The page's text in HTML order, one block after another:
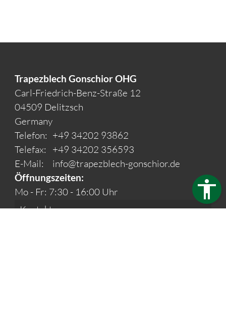
Trapezblech Gonschior OHG
Carl-Friedrich-Benz-Straße 12
04509 Delitzsch
Germany
Telefon: +49 34202 93862
Telefax:
+49 34202 356593
E-Mail:
info@trapezblech-gonschior.de
Öffnungszeiten:
Mo - Fr: 7:30 - 16:00 Uhr
Kontakt